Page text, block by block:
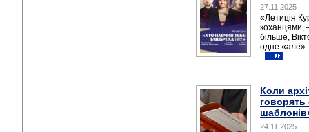
27.11.2025 |
«Летиція
коханцями,
більше,
одне «але»:
Коли
24.11.2025 |